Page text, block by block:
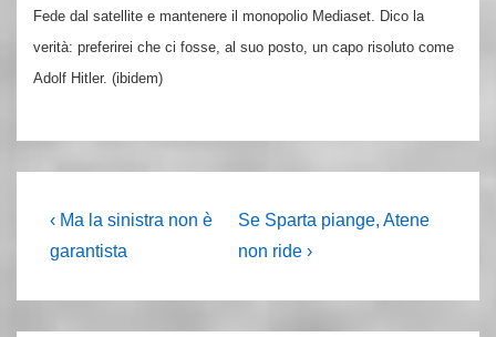
Fede dal satellite e mantenere il monopolio Mediaset. Dico la
verità: preferirei che ci fosse, al suo posto, un capo risoluto come
Adolf Hitler. (ibidem)
Navigazione
articoli
L'articolo
precedente
‹ Ma la sinistra non è
garantista
Il
prossimo
Se Sparta piange, Atene
non ride ›